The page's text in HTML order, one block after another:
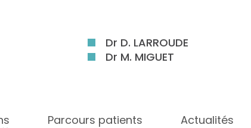
Dr D. LARROUDE
Dr M. MIGUET
Parcours patients Actualités